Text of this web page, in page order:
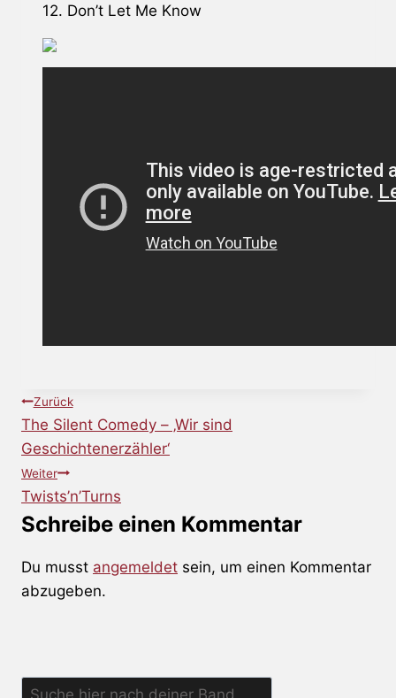
12. Don’t Let Me Know
Beitragsnavigation
Zurück
The Silent Comedy – ‚Wir sind
Geschichtenerzähler‘
Weiter
Twists’n’Turns
Schreibe einen Kommentar
Du musst angemeldet sein, um einen Kommentar
abzugeben.